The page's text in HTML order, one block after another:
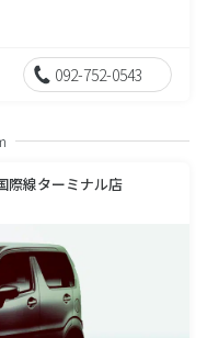
092-752-0543
際線ターミナル店